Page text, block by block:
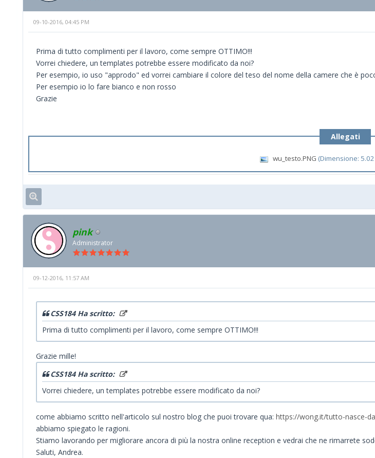
09-10-2016, 04:45 PM
Prima di tutto complimenti per il lavoro, come sempre OTTIMO!!!
Vorrei chiedere, un templates potrebbe essere modificato da noi?
Per esempio, io uso "approdo" ed vorrei cambiare il colore del teso del nome della camere che è
Per esempio io lo fare bianco e non rosso
Grazie
Allegati
wu_testo.PNG (Dimensione:
pink
Administrator
09-12-2016, 11:57 AM
CSS184 Ha scritto:
Prima di tutto complimenti per il lavoro, come sempre OTTIMO!!!
Grazie mille!
CSS184 Ha scritto:
Vorrei chiedere, un templates potrebbe essere modificato da noi?
come abbiamo scritto nell'articolo sul nostro blog che puoi trovare qua: https://wong.it/tutto-nasce-
abbiamo spiegato le ragioni.
Stiamo lavorando per migliorare ancora di più la nostra online reception e vedrai che ne rimarrete
Saluti, Andrea.